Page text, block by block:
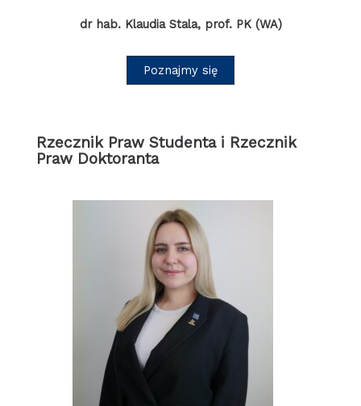
dr hab. Klaudia Stala, prof. PK (WA)
Poznajmy się
Rzecznik Praw Studenta i Rzecznik
Praw Doktoranta